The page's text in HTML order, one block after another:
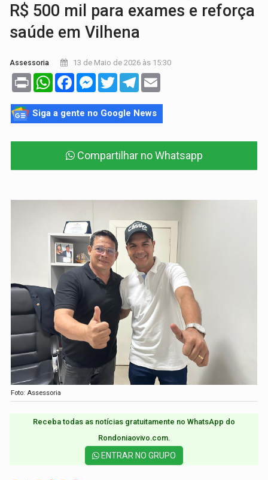
R$ 500 mil para exames e reforça
saúde em Vilhena
Assessoria 13 de Maio de 2026 às 15:30
Print WhatsAppFacebookMessenger
TwitterTelegram
Siga a gente no Google News
Compartilhar no Whatsapp
Foto: Assessoria
Receba todas as notícias gratuitamente no WhatsApp do
Rondoniaovivo.com.​
ENTRAR NO GRUPO